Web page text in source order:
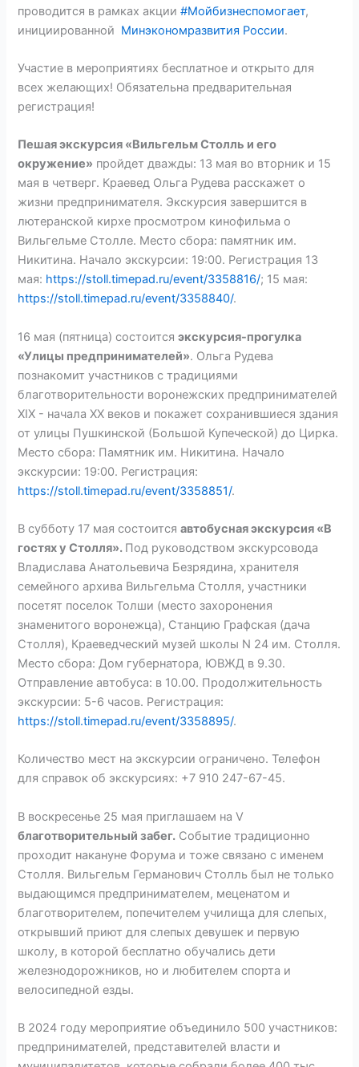
проводится в рамках акции#Мойбизнеспомогает,
инициированной Минэкономразвития России.
Участие в мероприятиях бесплатное и открыто для
всех желающих! Обязательна предварительная
регистрация!
Пешая экскурсия «Вильгельм Столль и его
окружение» пройдет дважды: 13 мая во вторник и 15
мая в четверг. Краевед Ольга Рудева расскажет о
жизни предпринимателя. Экскурсия завершится в
лютеранской кирхе просмотром кинофильма о
Вильгельме Столле. Место сбора: памятник им.
Никитина. Начало экскурсии: 19:00. Регистрация 13
мая: https://stoll.timepad.ru/event/3358816/; 15 мая:
https://stoll.timepad.ru/event/3358840/.
16 мая (пятница) состоитсяэкскурсия-прогулка
«Улицы предпринимателей». Ольга Рудева
познакомит участников с традициями
благотворительности воронежских предпринимателей
XIX - начала XX веков и покажет сохранившиеся здания
от улицы Пушкинской (Большой Купеческой) до Цирка.
Место сбора: Памятник им. Никитина. Начало
экскурсии: 19:00. Регистрация:
https://stoll.timepad.ru/event/3358851/.
В субботу 17 мая состоитсяавтобусная экскурсия «В
гостях у Столля». Под руководством экскурсовода
Владислава Анатольевича Безрядина, хранителя
семейного архива Вильгельма Столля, участники
посетят поселок Толши (место захоронения
знаменитого воронежца), Станцию Графская (дача
Столля), Краеведческий музей школы N 24 им. Столля.
Место сбора: Дом губернатора, ЮВЖД в 9.30.
Отправление автобуса: в 10.00. Продолжительность
экскурсии: 5-6 часов. Регистрация:
https://stoll.timepad.ru/event/3358895/.
Количество мест на экскурсии ограничено. Телефон
для справок об экскурсиях: +7 910 247-67-45.
В воскресенье 25 мая приглашаем на V
благотворительный забег. Событие традиционно
проходит накануне Форума и тоже связано с именем
Столля. Вильгельм Германович Столль был не только
выдающимся предпринимателем, меценатом и
благотворителем, попечителем училища для слепых,
открывший приют для слепых девушек и первую
школу, в которой бесплатно обучались дети
железнодорожников, но и любителем спорта и
велосипедной езды.
В 2024 году мероприятие объединило 500 участников:
предпринимателей, представителей власти и